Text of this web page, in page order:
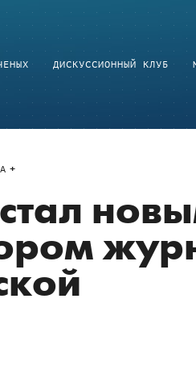
ДИСКУССИОННЫЙ КЛУБ
A